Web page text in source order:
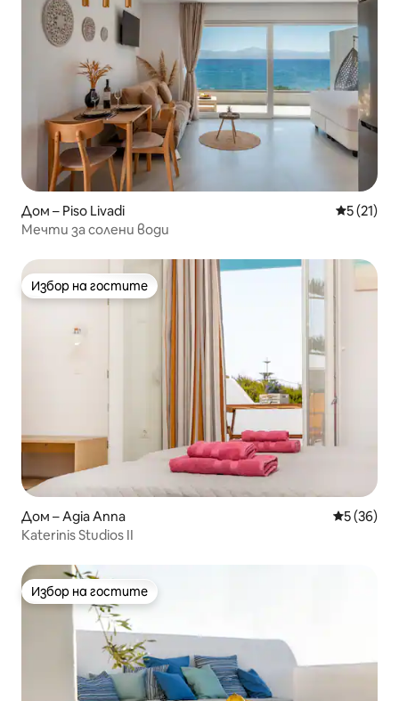
Дом – Piso Livadi Средна
5 (21)
Мечти за солени води
Избор на гостите
Избор на гостите
Дом – Agia Anna Средна
5 (36)
Katerinis Studios II
Избор на гостите
Избор на гостите